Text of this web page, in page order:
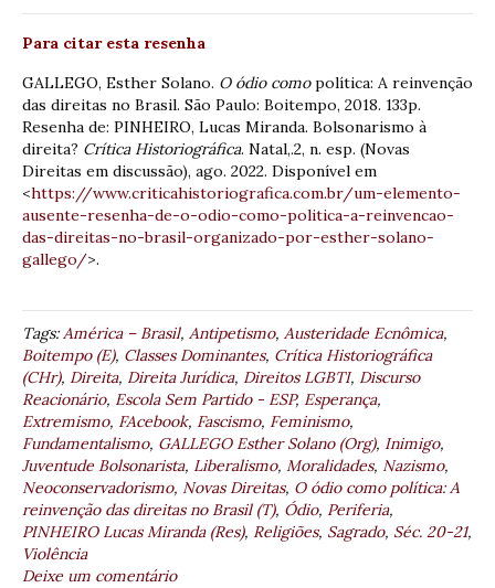
Para citar esta resenha
GALLEGO, Esther Solano. O ódio comopolítica: A reinvenção
das direitas no Brasil. São Paulo: Boitempo, 2018. 133p.
Resenha de: PINHEIRO, Lucas Miranda. Bolsonarismo à
direita? Crítica Historiográfica. Natal,.2, n. esp. (Novas
Direitas em discussão), ago. 2022. Disponível em
<https://www.criticahistoriografica.com.br/um-elemento-
ausente-resenha-de-o-odio-como-politica-a-reinvencao-
das-direitas-no-brasil-organizado-por-esther-solano-
gallego/>.
Tags:América – Brasil, Antipetismo, Austeridade Ecnômica,
Boitempo (E), Classes Dominantes, Crítica Historiográfica
(CHr), Direita, Direita Jurídica, Direitos LGBTI, Discurso
Reacionário, Escola Sem Partido - ESP, Esperança,
Extremismo, FAcebook, Fascismo, Feminismo,
Fundamentalismo, GALLEGO Esther Solano (Org), Inimigo,
Juventude Bolsonarista, Liberalismo, Moralidades, Nazismo,
Neoconservadorismo, Novas Direitas, O ódio como política: A
reinvenção das direitas no Brasil (T), Ódio, Periferia,
PINHEIRO Lucas Miranda (Res), Religiões, Sagrado, Séc. 20-21,
Violência
Deixe um comentário